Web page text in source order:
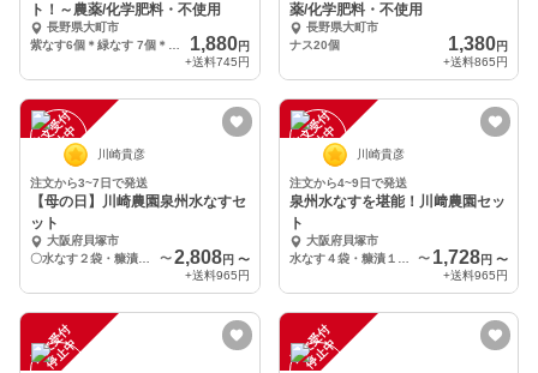
ト！～農薬/化学肥料・不使用
長野県大町市
1,880円
+送料745円
薬/化学肥料・不使用
長野県大町市
ナス20個
1,380円
+送料865円
注
文
受
付
停
止
中 川崎貴彦
注文から3~7日で発送
【母の日】川崎農園泉州水なすセ
ット
大阪府貝塚市
〜 2,808円 〜
+送料965円
注
文
受
付
停
止
中 川崎貴彦
注文から4~9日で発送
泉州水なすを堪能！川﨑農園セッ
ト
大阪府貝塚市
〜 1,728円 〜
+送料965円
注
文
受
付
停
止
中 注
文
受
付
停
止
中